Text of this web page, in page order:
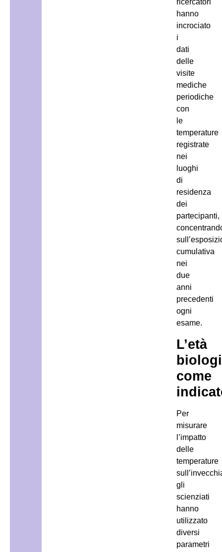
ricercatori
hanno
incrociato
i
dati
delle
visite
mediche
periodiche
con
le
temperature
registrate
nei
luoghi
di
residenza
dei
partecipanti,
cumulativa
nei
due
anni
precedenti
ogni
esame.
L’età
come
Per
misurare
l’impatto
delle
temperature
gli
scienziati
hanno
utilizzato
diversi
parametri